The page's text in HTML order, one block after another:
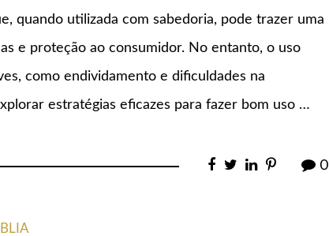
quando utilizada com sabedoria, pode trazer uma
e proteção ao consumidor. No entanto, o uso
como endividamento e dificuldades na
estratégias eficazes para fazer bom uso …
0